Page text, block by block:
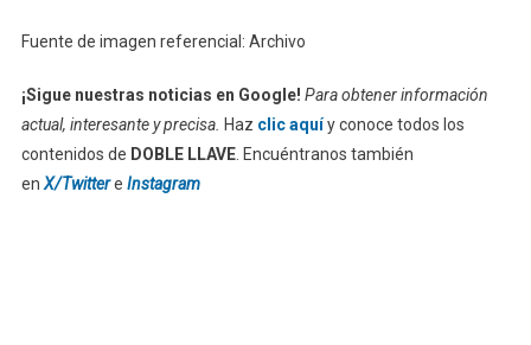
Fuente de imagen referencial: Archivo
¡Sigue nuestras noticias en Google! Para obtener información
actual, interesante y precisa. Haz clic aquíy conoce todos los
contenidos de DOBLE LLAVE. Encuéntranos también
en X/Twittere Instagram